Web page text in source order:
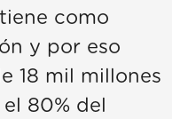
como
y por eso
18 mil millones
80% del